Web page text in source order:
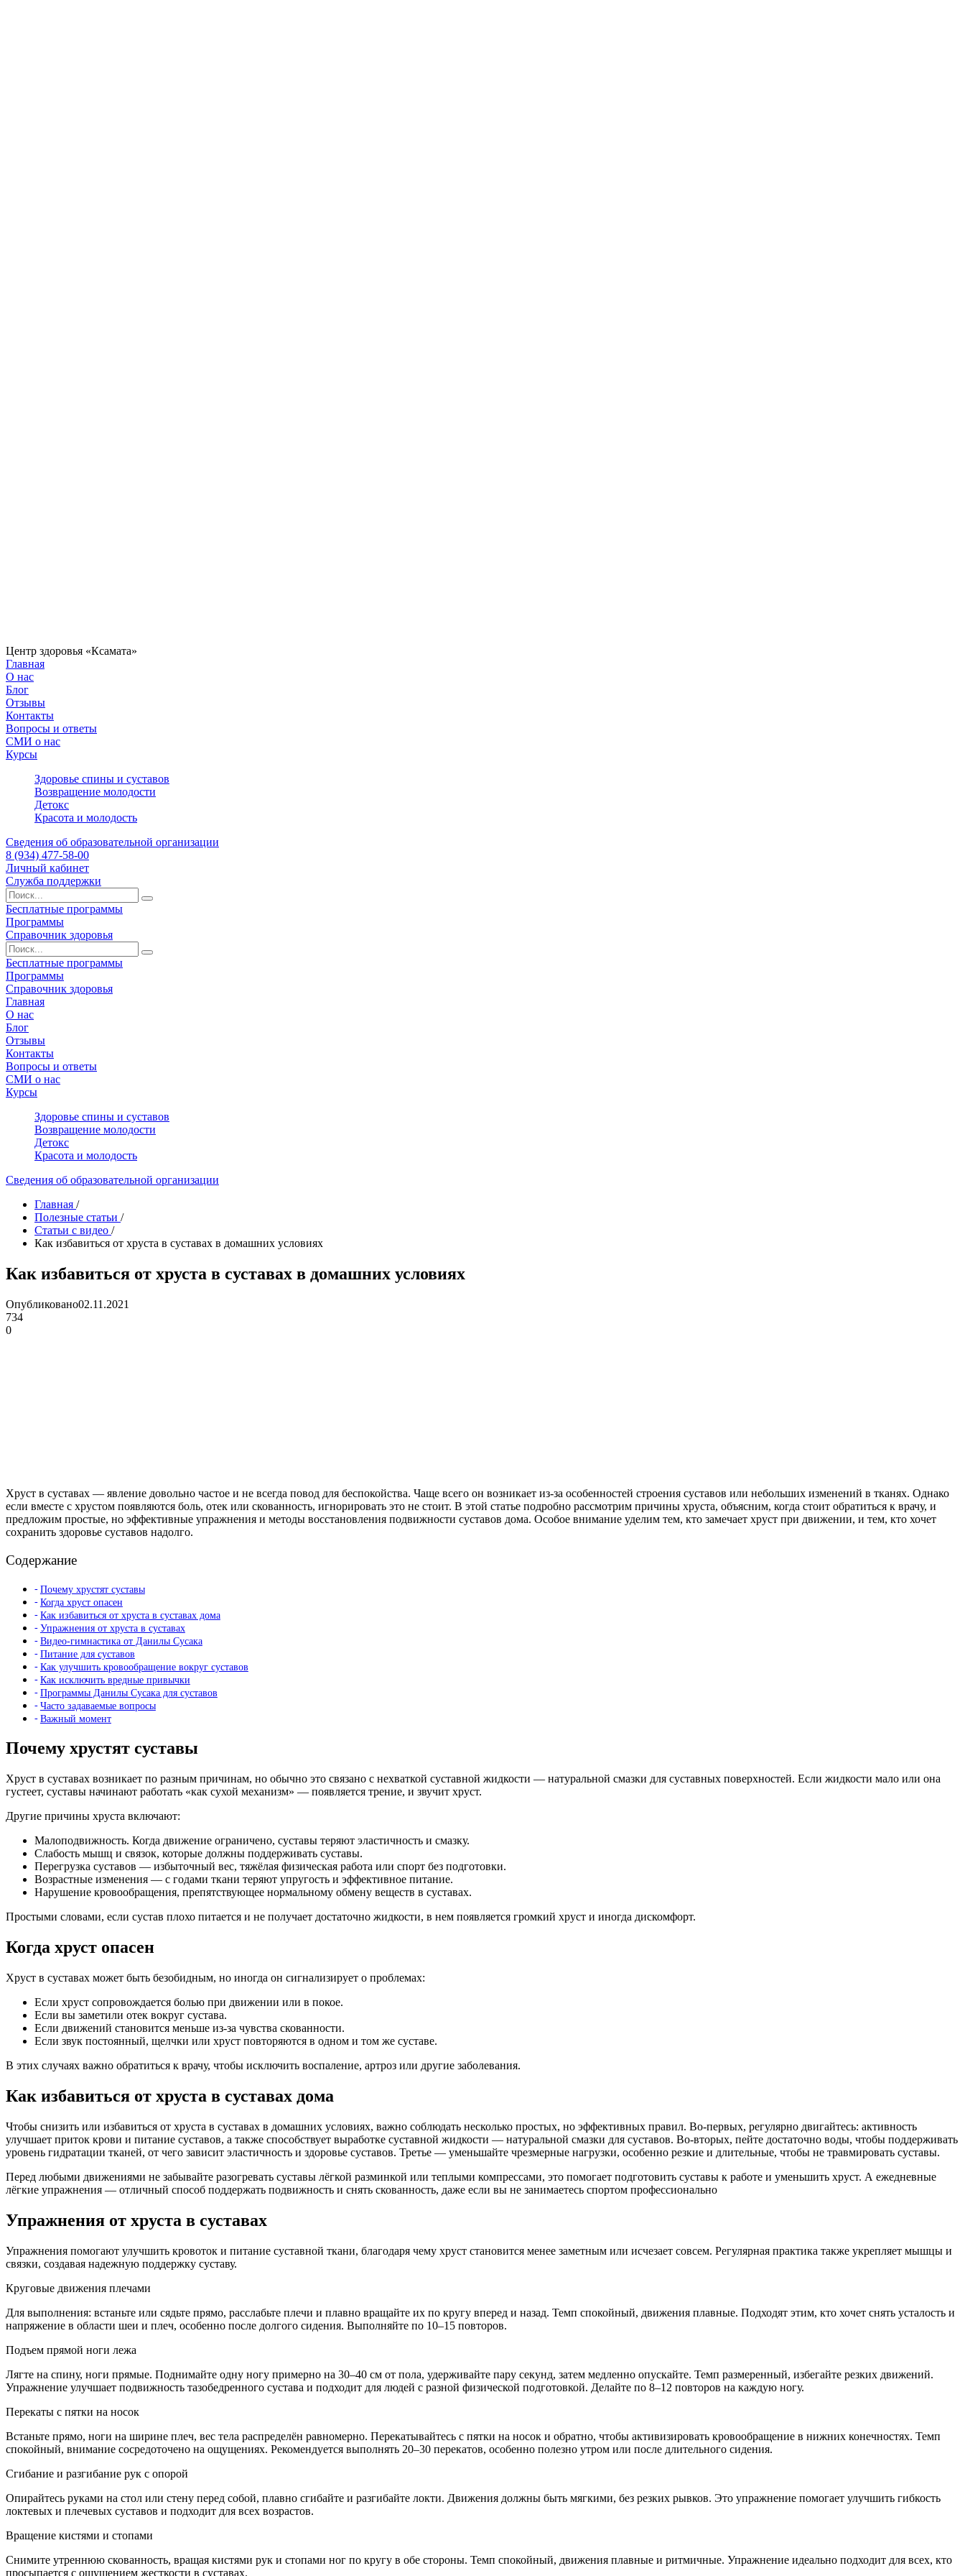
Центр здоровья «Ксамата»
Главная
О нас
Блог
Отзывы
Контакты
Вопросы и ответы
СМИ о нас
Курсы
Здоровье спины и суставов
Возвращение молодости
Детокс
Красота и молодость
Сведения об образовательной организации
8 (934) 477-58-00
Личный кабинет
Служба поддержки
Бесплатные программы
Программы
Справочник здоровья
Бесплатные программы
Программы
Справочник здоровья
Главная
О нас
Блог
Отзывы
Контакты
Вопросы и ответы
СМИ о нас
Курсы
Здоровье спины и суставов
Возвращение молодости
Детокс
Красота и молодость
Сведения об образовательной организации
Главная /
Полезные статьи /
Статьи с видео /
Как избавиться от хруста в суставах в домашних условиях
Как избавиться от хруста в суставах в домашних условиях
Опубликовано02.11.2021
734
0
Хруст в суставах — явление довольно частое и не всегда повод для беспокойства. Чаще всего он возникает из-за особенностей строения суставов или небольших изменений в тканях. Однако
если вместе с хрустом появляются боль, отек или скованность, игнорировать это не стоит. В этой статье подробно рассмотрим причины хруста, объясним, когда стоит обратиться к врачу, и
предложим простые, но эффективные упражнения и методы восстановления подвижности суставов дома. Особое внимание уделим тем, кто замечает хруст при движении, и тем, кто хочет
сохранить здоровье суставов надолго.
Содержание
Почему хрустят суставы
Когда хруст опасен
Как избавиться от хруста в суставах дома
Упражнения от хруста в суставах
Видео-гимнастика от Данилы Сусака
Питание для суставов
Как улучшить кровообращение вокруг суставов
Как исключить вредные привычки
Программы Данилы Сусака для суставов
Часто задаваемые вопросы
Важный момент
Почему хрустят суставы
Хруст в суставах возникает по разным причинам, но обычно это связано с нехваткой суставной жидкости — натуральной смазки для суставных поверхностей. Если жидкости мало или она
густеет, суставы начинают работать «как сухой механизм» — появляется трение, и звучит хруст.
Другие причины хруста включают:
Малоподвижность. Когда движение ограничено, суставы теряют эластичность и смазку.
Слабость мышц и связок, которые должны поддерживать суставы.
Перегрузка суставов — избыточный вес, тяжёлая физическая работа или спорт без подготовки.
Возрастные изменения — с годами ткани теряют упругость и эффективное питание.
Нарушение кровообращения, препятствующее нормальному обмену веществ в суставах.
Простыми словами, если сустав плохо питается и не получает достаточно жидкости, в нем появляется громкий хруст и иногда дискомфорт.
Когда хруст опасен
Хруст в суставах может быть безобидным, но иногда он сигнализирует о проблемах:
Если хруст сопровождается болью при движении или в покое.
Если вы заметили отек вокруг сустава.
Если движений становится меньше из-за чувства скованности.
Если звук постоянный, щелчки или хруст повторяются в одном и том же суставе.
В этих случаях важно обратиться к врачу, чтобы исключить воспаление, артроз или другие заболевания.
Как избавиться от хруста в суставах дома
Чтобы снизить или избавиться от хруста в суставах в домашних условиях, важно соблюдать несколько простых, но эффективных правил. Во-первых, регулярно двигайтесь: активность
улучшает приток крови и питание суставов, а также способствует выработке суставной жидкости — натуральной смазки для суставов. Во-вторых, пейте достаточно воды, чтобы поддерживать
уровень гидратации тканей, от чего зависит эластичность и здоровье суставов. Третье — уменьшайте чрезмерные нагрузки, особенно резкие и длительные, чтобы не травмировать суставы.
Перед любыми движениями не забывайте разогревать суставы лёгкой разминкой или теплыми компрессами, это помогает подготовить суставы к работе и уменьшить хруст. А ежедневные
лёгкие упражнения — отличный способ поддержать подвижность и снять скованность, даже если вы не занимаетесь спортом профессионально
Упражнения от хруста в суставах
Упражнения помогают улучшить кровоток и питание суставной ткани, благодаря чему хруст становится менее заметным или исчезает совсем. Регулярная практика также укрепляет мышцы и
связки, создавая надежную поддержку суставу.
Круговые движения плечами
Для выполнения: встаньте или сядьте прямо, расслабьте плечи и плавно вращайте их по кругу вперед и назад. Темп спокойный, движения плавные. Подходят этим, кто хочет снять усталость и
напряжение в области шеи и плеч, особенно после долгого сидения. Выполняйте по 10–15 повторов.
Подъем прямой ноги лежа
Лягте на спину, ноги прямые. Поднимайте одну ногу примерно на 30–40 см от пола, удерживайте пару секунд, затем медленно опускайте. Темп размеренный, избегайте резких движений.
Упражнение улучшает подвижность тазобедренного сустава и подходит для людей с разной физической подготовкой. Делайте по 8–12 повторов на каждую ногу.
Перекаты с пятки на носок
Встаньте прямо, ноги на ширине плеч, вес тела распределён равномерно. Перекатывайтесь с пятки на носок и обратно, чтобы активизировать кровообращение в нижних конечностях. Темп
спокойный, внимание сосредоточено на ощущениях. Рекомендуется выполнять 20–30 перекатов, особенно полезно утром или после длительного сидения.
Сгибание и разгибание рук с опорой
Опирайтесь руками на стол или стену перед собой, плавно сгибайте и разгибайте локти. Движения должны быть мягкими, без резких рывков. Это упражнение помогает улучшить гибкость
локтевых и плечевых суставов и подходит для всех возрастов.
Вращение кистями и стопами
Снимите утреннюю скованность, вращая кистями рук и стопами ног по кругу в обе стороны. Темп спокойный, движения плавные и ритмичные. Упражнение идеально подходит для всех, кто
просыпается с ощущением жесткости в суставах.